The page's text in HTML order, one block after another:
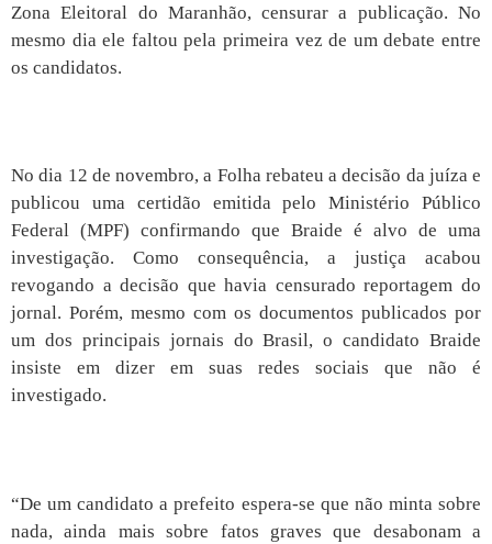
Zona Eleitoral do Maranhão, censurar a publicação. No
mesmo dia ele faltou pela primeira vez de um debate entre
os candidatos.
No dia 12 de novembro, a Folha rebateu a decisão da juíza e
publicou uma certidão emitida pelo Ministério Público
Federal (MPF) confirmando que Braide é alvo de uma
investigação. Como consequência, a justiça acabou
revogando a decisão que havia censurado reportagem do
jornal. Porém, mesmo com os documentos publicados por
um dos principais jornais do Brasil, o candidato Braide
insiste em dizer em suas redes sociais que não é
investigado.
“De um candidato a prefeito espera-se que não minta sobre
nada, ainda mais sobre fatos graves que desabonam a